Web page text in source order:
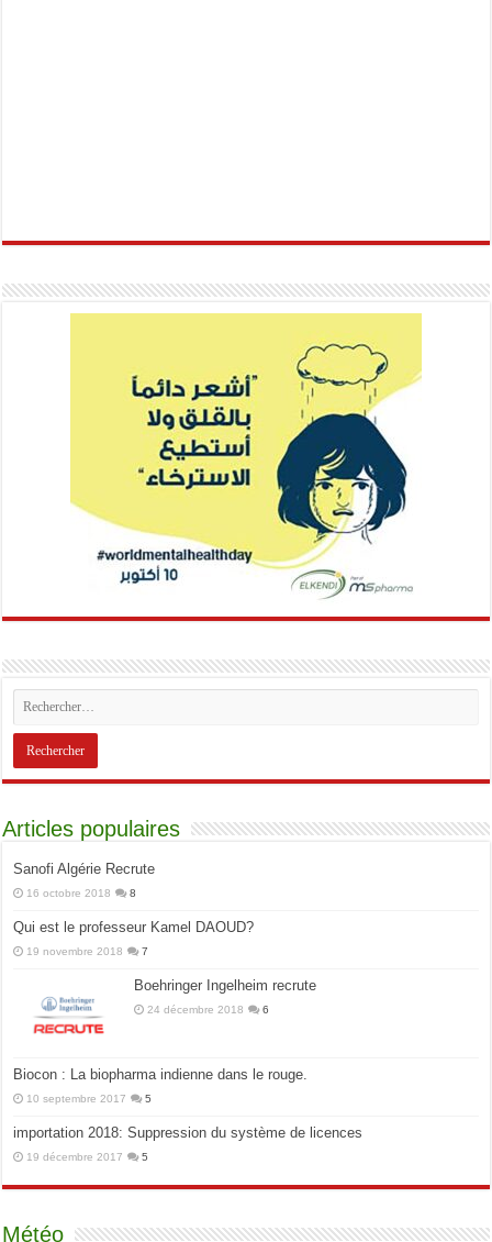
Articles populaires
Sanofi Algérie Recrute
16 octobre 2018 8
Qui est le professeur Kamel DAOUD?
19 novembre 2018 7
Boehringer Ingelheim recrute
24 décembre 2018 6
Biocon : La biopharma indienne dans le rouge.
10 septembre 2017 5
importation 2018: Suppression du système de licences
19 décembre 2017 5
Météo